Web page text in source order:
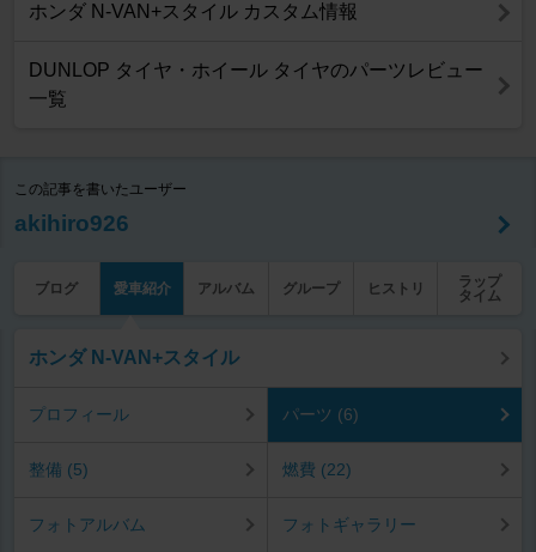
ホンダ N-VAN+スタイル カスタム情報
DUNLOP タイヤ・ホイール タイヤのパーツレビュー
一覧
この記事を書いたユーザー
akihiro926
ブログ 愛車紹介 アルバム グループ ヒストリ
ラップ
タイム
ホンダ N-VAN+スタイル
プロフィール パーツ (6)
整備 (5) 燃費 (22)
フォトアルバム フォトギャラリー